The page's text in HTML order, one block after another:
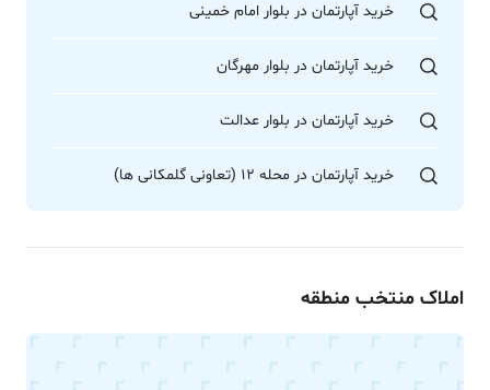
خرید آپارتمان در بلوار امام خمینی
خرید آپارتمان در بلوار مهرگان
خرید آپارتمان در بلوار عدالت
خرید آپارتمان در محله 12 (تعاونی گلمکانی ها)
املاک منتخب منطقه